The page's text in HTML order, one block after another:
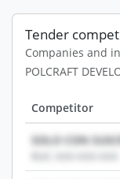
Tender
Companies and
POLCRAFT
Competitor
SOLO CON